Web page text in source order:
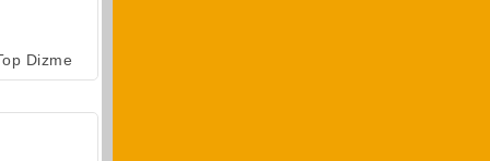
Dizme